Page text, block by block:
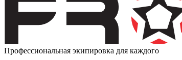
Профессиональная экипировка для каждого